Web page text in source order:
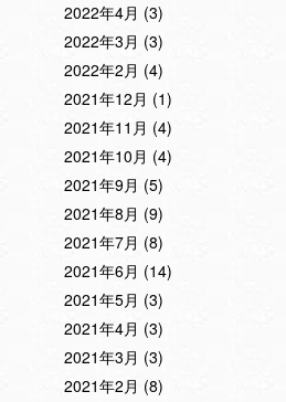
2022年4月 (3)
2022年3月 (3)
2022年2月 (4)
2021年12月 (1)
2021年11月 (4)
2021年10月 (4)
2021年9月 (5)
2021年8月 (9)
2021年7月 (8)
2021年6月 (14)
2021年5月 (3)
2021年4月 (3)
2021年3月 (3)
2021年2月 (8)